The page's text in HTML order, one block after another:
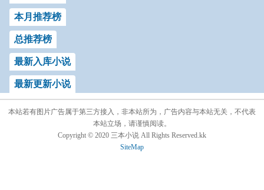
本月推荐榜
总推荐榜
最新入库小说
最新更新小说
本站若有图片广告属于第三方接入，非本站所为，广告内容与本站无关，不代表
本站立场，请谨慎阅读。
Copyright © 2020 三本小说 All Rights Reserved.kk
SiteMap